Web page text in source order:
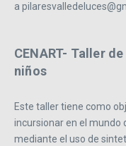
a
CENART- Taller
niños
Este taller tiene como
incursionar en el mundo
mediante el uso de